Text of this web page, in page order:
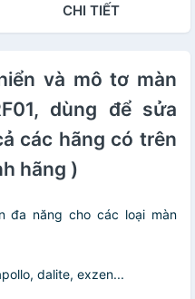
CHI TIẾT
và mô tơ màn
dùng để sửa
các hãng có trên
hãng )
đa năng cho các loại màn
dalite, exzen...